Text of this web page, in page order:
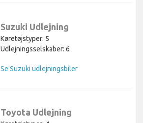
Suzuki Udlejning
Køretøjstyper: 5
Udlejningsselskaber: 6
Se Suzuki udlejningsbiler
Toyota Udlejning